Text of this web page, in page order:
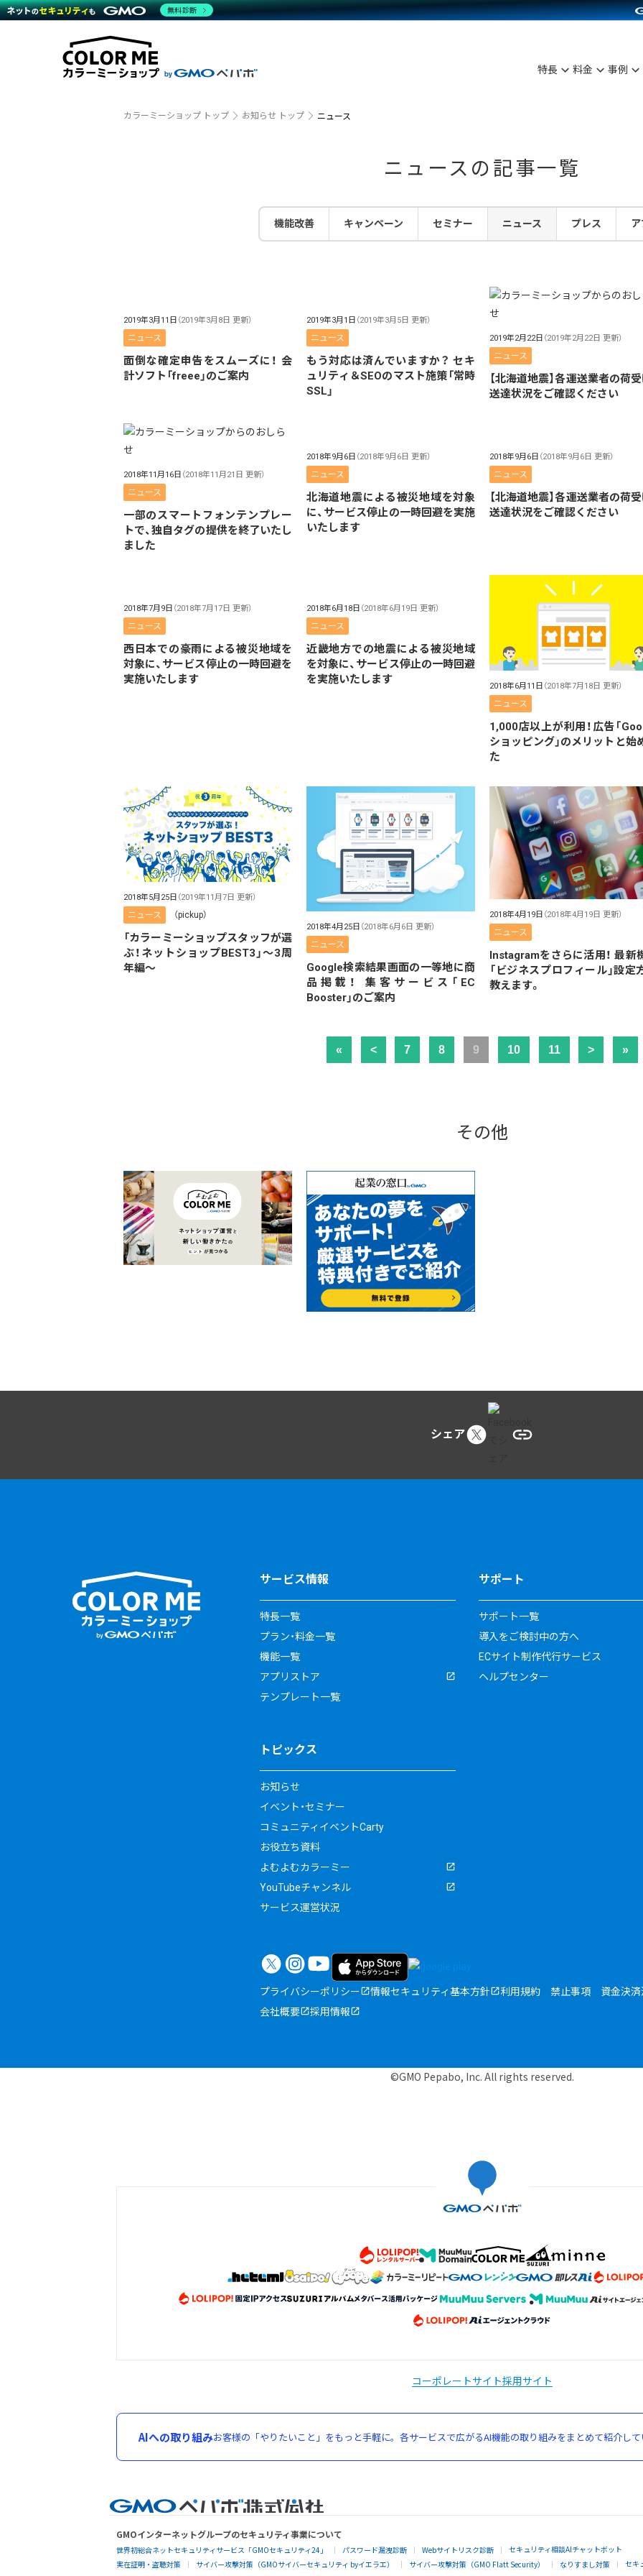
特長 料金 事例
商材一覧を見る
機能一覧を見る
越境EC（海外販売）
売上につながる集客
顧客ロイヤリティを向上
複数店舗との連携
雑貨販売
料金
プラン・料金一覧を見る
料金シミュレーション
事例
運営サポート
サポート一覧を見る
開発・API連携代行
カラーミーショップ トップ お知らせ トップ ニュース
ニュースの記事一覧
機能改善 キャンペーン セミナー ニュース プレス
2019年3月11日 （2019年3月8日 更新）
ニュース
面倒な確定申告をスムーズに！ 会
計ソフト「freee」のご案内
2019年3月1日 （2019年3月5日 更新）
ニュース
もう対応は済んでいますか？ セキ
ュリティ＆SEOのマスト施策「常時
SSL」
2019年2月22日 （2019年2月22日 更新）
ニュース
【北海道地震】各運送業者の荷受
送達状況をご確認ください
2018年11月16日 （2018年11月21日 更新）
ニュース
一部のスマートフォンテンプレー
トで、独自タグの提供を終了いたし
ました
2018年9月6日 （2018年9月6日 更新）
ニュース
北海道地震による被災地域を対象
に、サービス停止の一時回避を実施
いたします
2018年9月6日 （2018年9月6日 更新）
ニュース
【北海道地震】各運送業者の荷受
送達状況をご確認ください
2018年7月9日 （2018年7月17日 更新）
ニュース
西日本での豪雨による被災地域を
対象に、サービス停止の一時回避を
実施いたします
2018年6月18日 （2018年6月19日 更新）
ニュース
近畿地方での地震による被災地域
を対象に、サービス停止の一時回避
を実施いたします
2018年6月11日 （2018年7月18日 更新）
ニュース
1,000店以上が利用！広告「
ショッピング」のメリットと始
た
2018年5月25日 （2019年11月7日 更新）
ニュース （pickup）
「カラーミーショップスタッフが選
ぶ！ネットショップBEST3」〜3周
年編〜
2018年4月25日 （2018年6月6日 更新）
ニュース
Google検索結果画面の一等地に商
品掲載！ 集客サービス「EC
Booster」のご案内
2018年4月19日 （2018年4月19日 更新）
ニュース
Instagramをさらに活用！ 最新
「ビジネスプロフィール」設定
教えます。
« < 7 8 9 10 11 > »
その他
シェア
サービス情報
特長一覧
プラン・料金一覧
機能一覧
アプリストア
テンプレート一覧
サポート
サポート一覧
導入をご検討中の方へ
ECサイト制作代行サービス
ヘルプセンター
トピックス
お知らせ
イベント・セミナー
コミュニティイベントCarty
お役立ち資料
よむよむカラーミー
YouTubeチャンネル
サービス運営状況
プライバシーポリシー 情報セキュリティ基本方針 利用規約 禁止事項
資金決
会社概要
採用情報
©GMO Pepabo, Inc. All rights reserved.
コーポレートサイト採用サイト
AIへの取り組みお客様の「やりたいこと」をもっと手軽に。各サービスで広がるAI機能の取り組みをまとめて紹介し
GMOインターネットグループのセキュリティ事業について
世界初総合ネットセキュリティサービス「GMOセキュリティ24」 パスワード漏洩診断 Webサイトリスク診断
セキュリティ相談AIチャットボット
実在証明・盗聴対策
サイバー攻撃対策（GMOサイバーセキュリティ byイエラエ） サイバー攻撃対策（GMO Flatt Security） なりすまし対策 セキ
無料診断